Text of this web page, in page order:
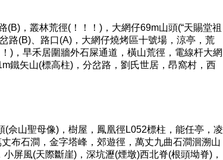
，叢林荒徑(！！！)，大網仔69m山頭(“天賜堂祖
路(B)、路口(A)，大網仔燒烤區十號場，涼亭，荒
)，早禾居圍牆外石屎通道，橫山荒徑，電線杆大網
鐵矢山(標高柱)，分岔路，劉氏世居，昂窩村，西
佘山聖母像)，樹屋，鳳凰徑L052標柱，能任亭，凌
布石澗，金字塔峰，郊遊徑，萬丈九曲石澗洄溯山
屏風(天際斷崖)，深坑瀝(煙墩)西北脊(根頭坳脊)，